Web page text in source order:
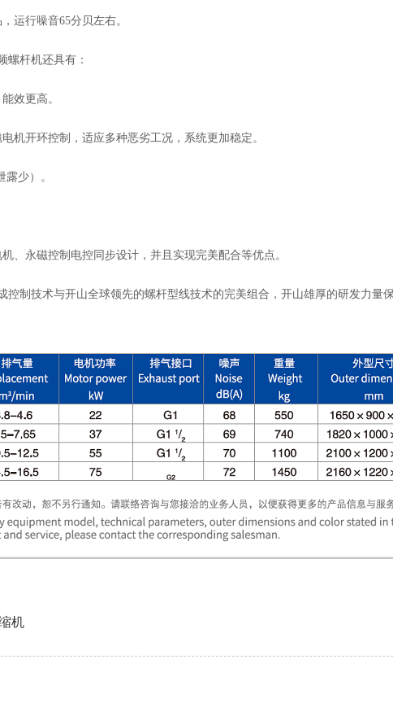
运行噪音65分贝左右。
螺杆机还具有：
效更高。
机开环控制，适应多种恶劣工况，系统更加稳定。
少）。
、永磁控制电控同步设计，并且实现完美配合等优点。
制技术与开山全球领先的螺杆型线技术的完美组合，开山雄厚的研发力量
机